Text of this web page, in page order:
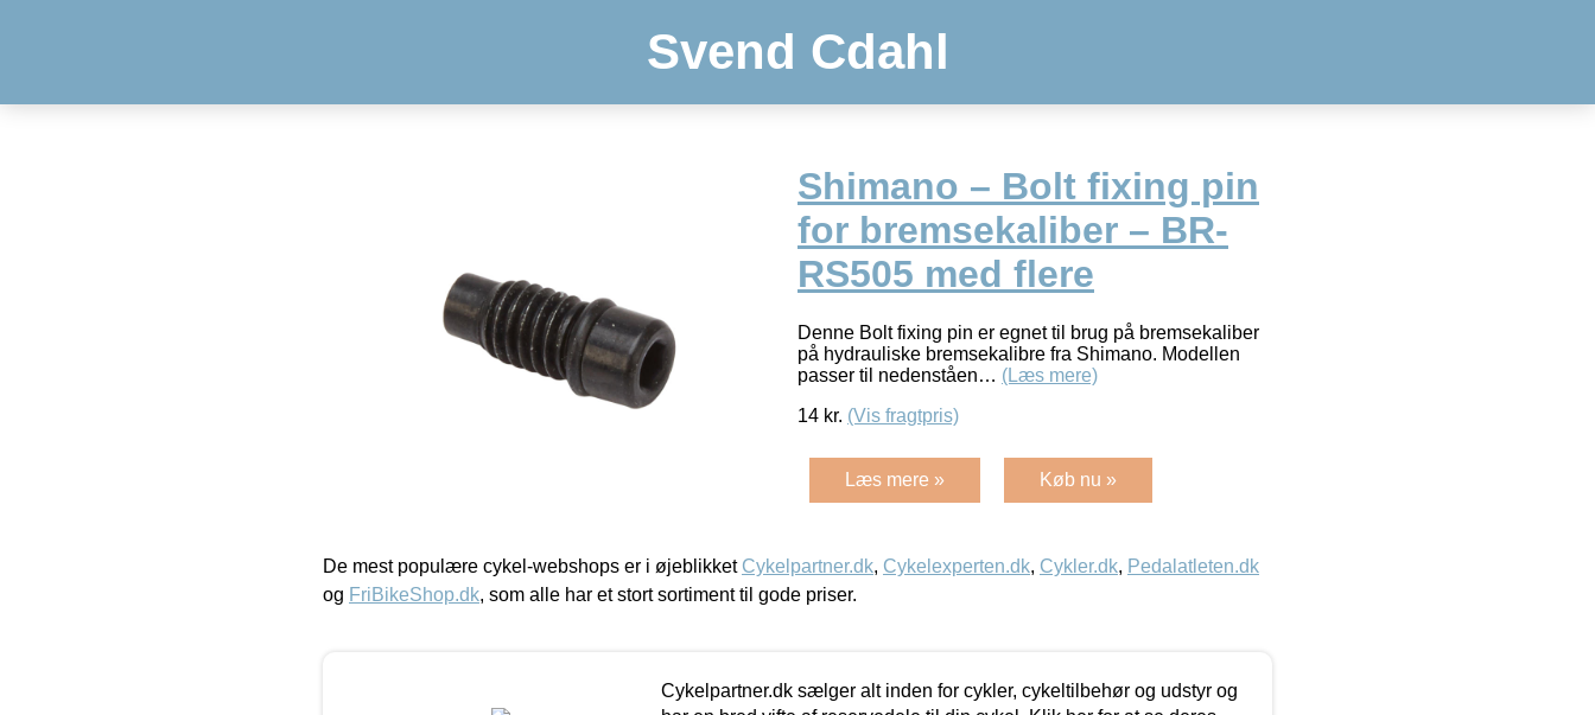
Svend Cdahl
Shimano – Bolt fixing pin
for bremsekaliber – BR-
RS505 med flere
Denne Bolt fixing pin er egnet til brug på bremsekaliber
på hydrauliske bremsekalibre fra Shimano. Modellen
passer til nedenståen… (Læs mere)
14 kr. (Vis fragtpris)
Læs mere » Køb nu »
De mest populære cykel-webshops er i øjeblikket Cykelpartner.dk, Cykelexperten.dk, Cykler.dk, Pedalatleten.dk
og FriBikeShop.dk, som alle har et stort sortiment til gode priser.
Cykelpartner.dk sælger alt inden for cykler, cykeltilbehør og udstyr og